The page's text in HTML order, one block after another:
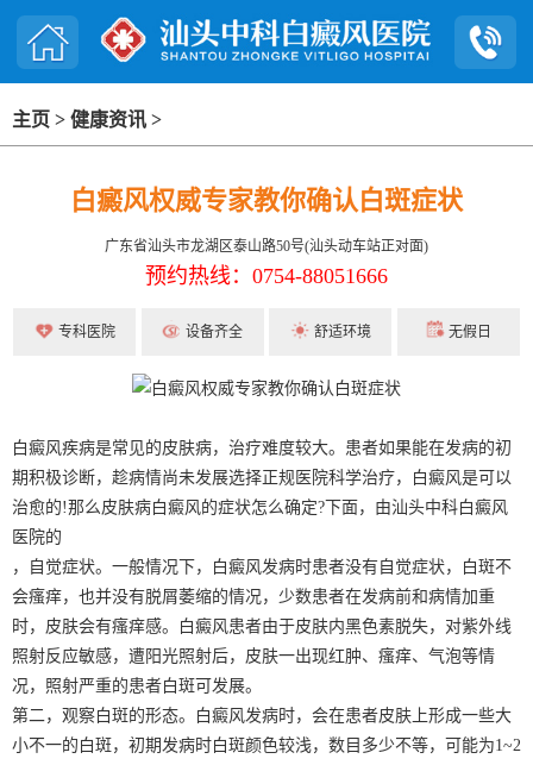
主页 > 健康资讯 >
白癜风权威专家教你确认白斑症状
广东省汕头市龙湖区泰山路50号(汕头动车站正对面)
预约热线：0754-88051666
专科医院 设备齐全 舒适环境 无假日
白癜风疾病是常见的皮肤病，治疗难度较大。患者如果能在发病的初
期积极诊断，趁病情尚未发展选择正规医院科学治疗，白癜风是可以
治愈的!那么皮肤病白癜风的症状怎么确定?下面，由汕头中科白癜风
医院的
，自觉症状。一般情况下，白癜风发病时患者没有自觉症状，白斑不
会瘙痒，也并没有脱屑萎缩的情况，少数患者在发病前和病情加重
时，皮肤会有瘙痒感。白癜风患者由于皮肤内黑色素脱失，对紫外线
照射反应敏感，遭阳光照射后，皮肤一出现红肿、瘙痒、气泡等情
况，照射严重的患者白斑可发展。
第二，观察白斑的形态。白癜风发病时，会在患者皮肤上形成一些大
小不一的白斑，初期发病时白斑颜色较浅，数目多少不等，可能为1~2